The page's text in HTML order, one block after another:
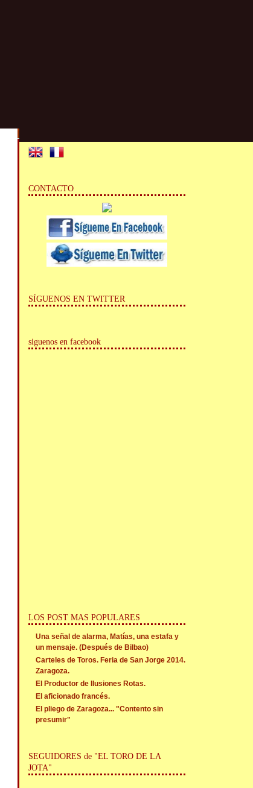
CONTACTO
SÍGUENOS EN TWITTER
siguenos en facebook
LOS POST MAS POPULARES
Una señal de alarma, Matías, una estafa y
un mensaje. (Después de Bilbao)
Carteles de Toros. Feria de San Jorge 2014.
Zaragoza.
El Productor de Ilusiones Rotas.
El aficionado francés.
El pliego de Zaragoza... "Contento sin
presumir"
SEGUIDORES de "EL TORO DE LA
JOTA"